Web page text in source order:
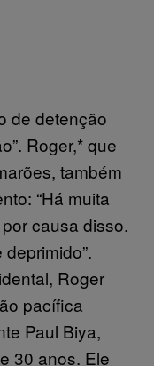
de detenção
Roger,* que
também
“Há muita
causa disso.
Roger
pacífica
Paul Biya,
30 anos. Ele